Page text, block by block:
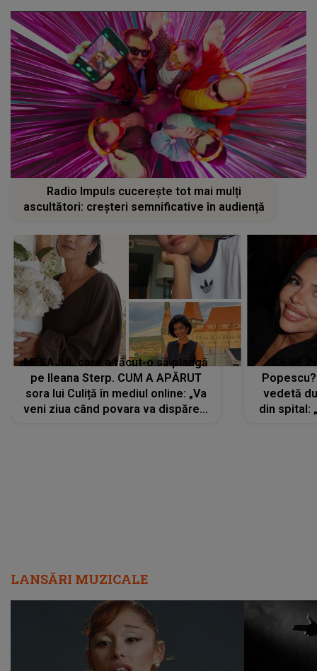
Radio Impuls cucerește tot mai mulți
ascultători: creșteri semnificative în audiență
MESAJUL care a făcut-o să plângă
pe Ileana Sterp. CUM A APĂRUT
sora lui Culiță în mediul online: „Va
veni ziua când povara va dispărea,
vedetă
din spital:
LANSĂRI MUZICALE